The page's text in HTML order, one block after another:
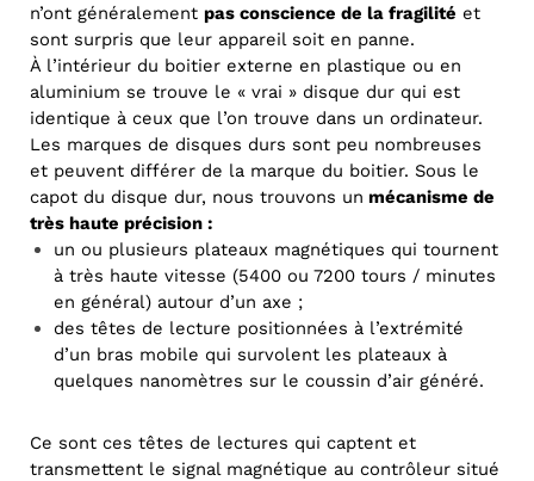
n’ont généralement pas conscience de la fragilité et
sont surpris que leur appareil soit en panne.
À l’intérieur du boitier externe en plastique ou en
aluminium se trouve le « vrai » disque dur qui est
identique à ceux que l’on trouve dans un ordinateur.
Les marques de disques durs sont peu nombreuses
et peuvent différer de la marque du boitier. Sous le
capot du disque dur, nous trouvons un mécanisme de
très haute précision :
un ou plusieurs plateaux magnétiques qui tournent
à très haute vitesse (5400 ou 7200 tours / minutes
en général) autour d’un axe ;
des têtes de lecture positionnées à l’extrémité
d’un bras mobile qui survolent les plateaux à
quelques nanomètres sur le coussin d’air généré.
Ce sont ces têtes de lectures qui captent et
transmettent le signal magnétique au contrôleur situé